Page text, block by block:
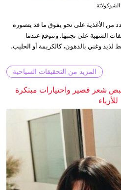
الشوكولاتة
من الأغذية على نحو يفوق ما قد يتصوره
الشهية على تجنبها. ونتوقع عندما
لذيذ وغني بالدهون، كالكريمة أو الحليب،
المزيد من التحقيقات السياحية
شعر قصير واختيارات مبتكرة
للأزياء